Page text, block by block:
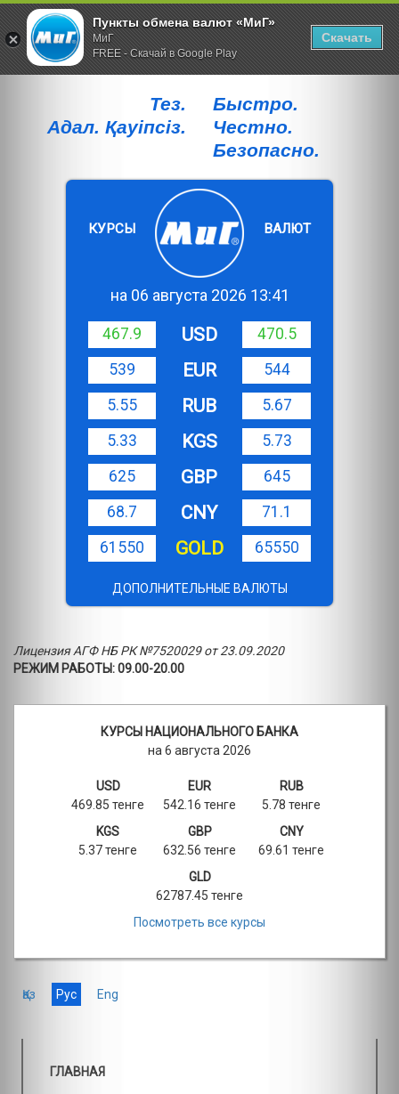
Тез.
Адал. Қауiпсiз.
Быстро.
Честно.
Безопасно.
КУРСЫ ВАЛЮТ
на 06 августа 2026 13:41
467.9 USD
470.5
539
EUR
544
5.55
RUB
5.67
5.33
KGS
5.73
625
GBP
645
68.7
CNY
71.1
61550
GOLD 65550
ДОПОЛНИТЕЛЬНЫЕ ВАЛЮТЫ
Лицензия АГФ НБ РК №7520029 от 23.09.2020
РЕЖИМ РАБОТЫ: 09.00-20.00
КУРСЫ НАЦИОНАЛЬНОГО БАНКА
на 6 августа 2026
USD
469.85 тенге
EUR
542.16 тенге
RUB
5.78 тенге
KGS
5.37 тенге
GBP
632.56 тенге
CNY
69.61 тенге
GLD
62787.45 тенге
Посмотреть все курсы
Қаз Рус Eng
ГЛАВНАЯ
Пункты обмена валют «МиГ»
МиГ
FREE - Скачай в Google Play
Скачать